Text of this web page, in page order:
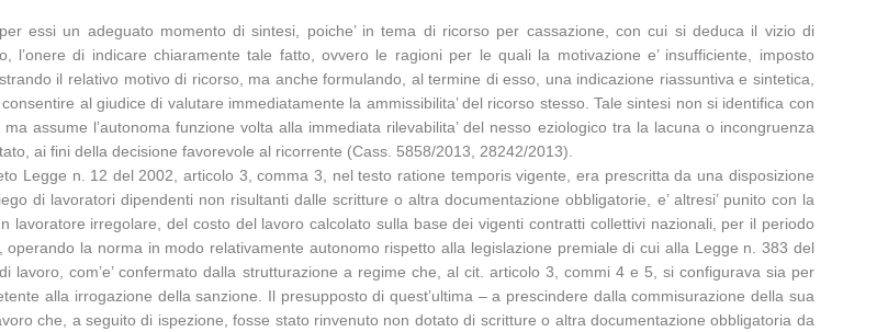
essi un adeguato momento di sintesi, poiche’ in tema di ricorso per cassazione, con cui si deduca il vizio di
di indicare chiaramente tale fatto, ovvero le ragioni per le quali la motivazione e’ insufficiente, imposto
il relativo motivo di ricorso, ma anche formulando, al termine di esso, una indicazione riassuntiva e sintetica,
al giudice di valutare immediatamente la ammissibilita’ del ricorso stesso. Tale sintesi non si identifica con
assume l’autonoma funzione volta alla immediata rilevabilita’ del nesso eziologico tra la lacuna o incongruenza
ai fini della decisione favorevole al ricorrente (Cass. 5858/2013, 28242/2013).
Legge n. 12 del 2002, articolo 3, comma 3, nel testo ratione temporis vigente, era prescritta da una disposizione
di lavoratori dipendenti non risultanti dalle scritture o altra documentazione obbligatorie, e’ altresi’ punito con la
lavoratore irregolare, del costo del lavoro calcolato sulla base dei vigenti contratti collettivi nazionali, per il periodo
operando la norma in modo relativamente autonomo rispetto alla legislazione premiale di cui alla Legge n. 383 del
com’e’ confermato dalla strutturazione a regime che, al cit. articolo 3, commi 4 e 5, si configurava sia per
alla irrogazione della sanzione. Il presupposto di quest’ultima – a prescindere dalla commisurazione della sua
che, a seguito di ispezione, fosse stato rinvenuto non dotato di scritture o altra documentazione obbligatoria da